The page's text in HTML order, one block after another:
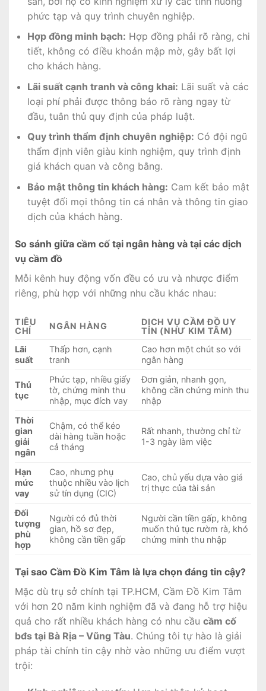
phức tạp và quy trình chuyên nghiệp.
Hợp đồng minh bạch: Hợp đồng phải rõ ràng, chi
tiết, không có điều khoản mập mờ, gây bất lợi
cho khách hàng.
Lãi suất cạnh tranh và công khai: Lãi suất và các
loại phí phải được thông báo rõ ràng ngay từ
đầu, tuân thủ quy định của pháp luật.
Quy trình thẩm định chuyên nghiệp: Có đội ngũ
thẩm định viên giàu kinh nghiệm, quy trình định
giá khách quan và công bằng.
Bảo mật thông tin khách hàng: Cam kết bảo mật
tuyệt đối mọi thông tin cá nhân và thông tin giao
dịch của khách hàng.
So sánh giữa cầm cố tại ngân hàng và tại các dịch
vụ cầm đồ
Mỗi kênh huy động vốn đều có ưu và nhược điểm
riêng, phù hợp với những nhu cầu khác nhau:
TIÊU
CHÍ
NGÂN HÀNG
DỊCH VỤ CẦM ĐỒ UY
TÍN (NHƯ KIM TÂM)
Lãi
suất
Thấp hơn, cạnh
tranh
Cao hơn một chút so với
ngân hàng
Thủ
tục
Phức tạp, nhiều giấy
tờ, chứng minh thu
nhập, mục đích vay
Đơn giản, nhanh gọn,
không cần chứng minh thu
nhập
Thời
gian
giải
ngân
Chậm, có thể kéo
dài hàng tuần hoặc
cả tháng
Rất nhanh, thường chỉ từ
1-3 ngày làm việc
Hạn
mức
vay
Cao, nhưng phụ
thuộc nhiều vào lịch
sử tín dụng (CIC)
Cao, chủ yếu dựa vào giá
trị thực của tài sản
Đối
tượng
phù
hợp
Người có đủ thời
gian, hồ sơ đẹp,
không cần tiền gấp
Người cần tiền gấp, không
muốn thủ tục rườm rà, khó
chứng minh thu nhập
Tại sao Cầm Đồ Kim Tâm là lựa chọn đáng tin cậy?
Mặc dù trụ sở chính tại TP.HCM, Cầm Đồ Kim Tâm
với hơn 20 năm kinh nghiệm đã và đang hỗ trợ hiệu
quả cho rất nhiều khách hàng có nhu cầu cầm cố
bđs tại Bà Rịa – Vũng Tàu. Chúng tôi tự hào là giải
pháp tài chính tin cậy nhờ vào những ưu điểm vượt
trội: